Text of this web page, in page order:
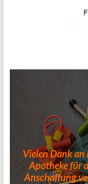
Vielen Dank
Apotheke für
Anschaffung